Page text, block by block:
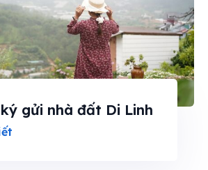
gửi nhà đất Di Linh